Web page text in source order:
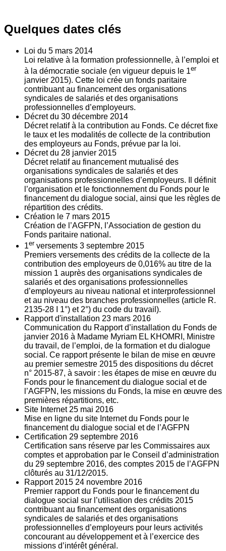
Quelques dates clés
Loi du 5 mars 2014
Loi relative à la formation professionnelle, à l’emploi et
à la démocratie sociale (en vigueur depuis le 1er
janvier 2015). Cette loi crée un fonds paritaire
contribuant au financement des organisations
syndicales de salariés et des organisations
professionnelles d’employeurs.
Décret du 30 décembre 2014
Décret relatif à la contribution au Fonds. Ce décret fixe
le taux et les modalités de collecte de la contribution
des employeurs au Fonds, prévue par la loi.
Décret du 28 janvier 2015
Décret relatif au financement mutualisé des
organisations syndicales de salariés et des
organisations professionnelles d’employeurs. Il définit
l’organisation et le fonctionnement du Fonds pour le
financement du dialogue social, ainsi que les règles de
répartition des crédits.
Création le 7 mars 2015
Création de l’AGFPN, l’Association de gestion du
Fonds paritaire national.
1er versements 3 septembre 2015
Premiers versements des crédits de la collecte de la
contribution des employeurs de 0,016% au titre de la
mission 1 auprès des organisations syndicales de
salariés et des organisations professionnelles
d’employeurs au niveau national et interprofessionnel
et au niveau des branches professionnelles (article R.
2135‐28 I 1°) et 2°) du code du travail).
Rapport d'installation 23 mars 2016
Communication du Rapport d’installation du Fonds de
janvier 2016 à Madame Myriam EL KHOMRI, Ministre
du travail, de l’emploi, de la formation et du dialogue
social. Ce rapport présente le bilan de mise en œuvre
au premier semestre 2015 des dispositions du décret
n° 2015-87, à savoir : les étapes de mise en œuvre du
Fonds pour le financement du dialogue social et de
l’AGFPN, les missions du Fonds, la mise en œuvre des
premières répartitions, etc.
Site Internet 25 mai 2016
Mise en ligne du site Internet du Fonds pour le
financement du dialogue social et de l’AGFPN
Certification 29 septembre 2016
Certification sans réserve par les Commissaires aux
comptes et approbation par le Conseil d’administration
du 29 septembre 2016, des comptes 2015 de l’AGFPN
clôturés au 31/12/2015.
Rapport 2015 24 novembre 2016
Premier rapport du Fonds pour le financement du
dialogue social sur l’utilisation des crédits 2015
contribuant au financement des organisations
syndicales de salariés et des organisations
professionnelles d’employeurs pour leurs activités
concourant au développement et à l’exercice des
missions d’intérêt général.